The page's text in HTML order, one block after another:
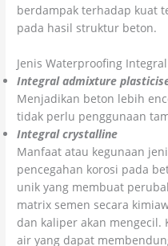
berdampak terhadap kuat
pada hasil struktur beton.
Jenis Waterproofing Integral
Integral admixture
Menjadikan beton lebih
tidak perlu penggunaan
Integral crystalline
Manfaat atau kegunaan
pencegahan korosi pada
unik yang membuat
matrix semen secara
dan kaliper akan
air yang dapat